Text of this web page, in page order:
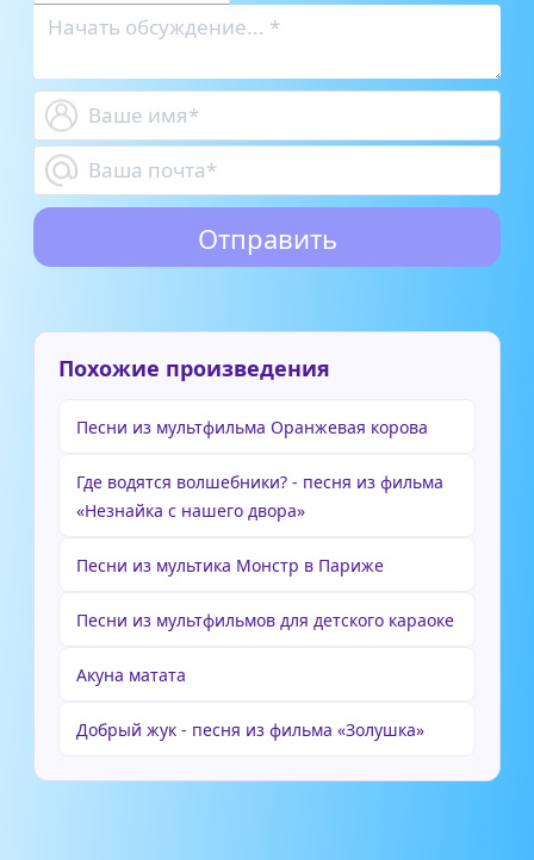
Похожие произведения
Песни из мультфильма Оранжевая корова
Где водятся волшебники? - песня из фильма
«Незнайка с нашего двора»
Песни из мультика Монстр в Париже
Песни из мультфильмов для детского караоке
Акуна матата
Добрый жук - песня из фильма «Золушка»